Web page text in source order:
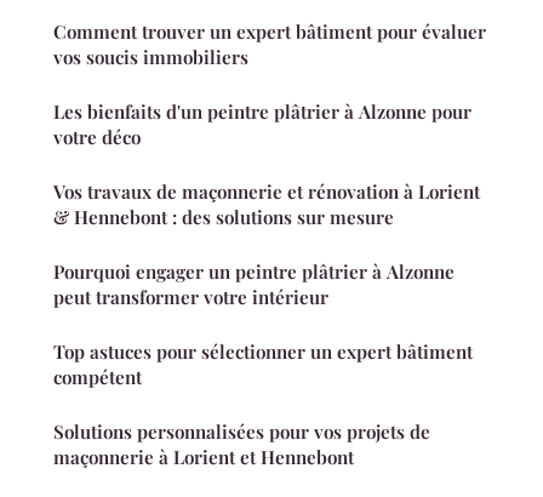
Comment trouver un expert bâtiment pour évaluer
vos soucis immobiliers
Les bienfaits d'un peintre plâtrier à Alzonne pour
votre déco
Vos travaux de maçonnerie et rénovation à Lorient
& Hennebont : des solutions sur mesure
Pourquoi engager un peintre plâtrier à Alzonne
peut transformer votre intérieur
Top astuces pour sélectionner un expert bâtiment
compétent
Solutions personnalisées pour vos projets de
maçonnerie à Lorient et Hennebont